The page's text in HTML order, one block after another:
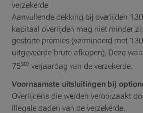
verzekerde
Aanvullende dekking bij overlijden
kapitaal overlijden mag niet minder
gestorte premies (verminderd met
uitgevoerde bruto afkopen). Deze
75ste verjaardag van de verzekerde.
Voornaamste uitsluitingen bij
Overlijdens die werden veroorzaakt
illegale daden van de verzekerde.